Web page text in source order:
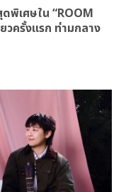
พิเศษใน “ROOM
ยวครั้งแรก ท่ามกลาง